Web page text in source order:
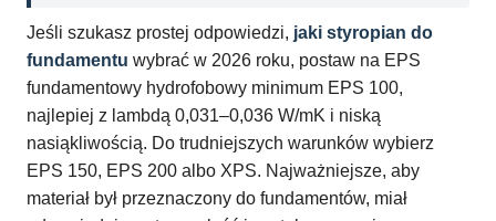
Jeśli szukasz prostej odpowiedzi, jaki styropian do
fundamentu wybrać w 2026 roku, postaw na EPS
fundamentowy hydrofobowy minimum EPS 100,
najlepiej z lambdą 0,031–0,036 W/mK i niską
nasiąkliwością. Do trudniejszych warunków wybierz
EPS 150, EPS 200 albo XPS. Najważniejsze, aby
materiał był przeznaczony do fundamentów, miał